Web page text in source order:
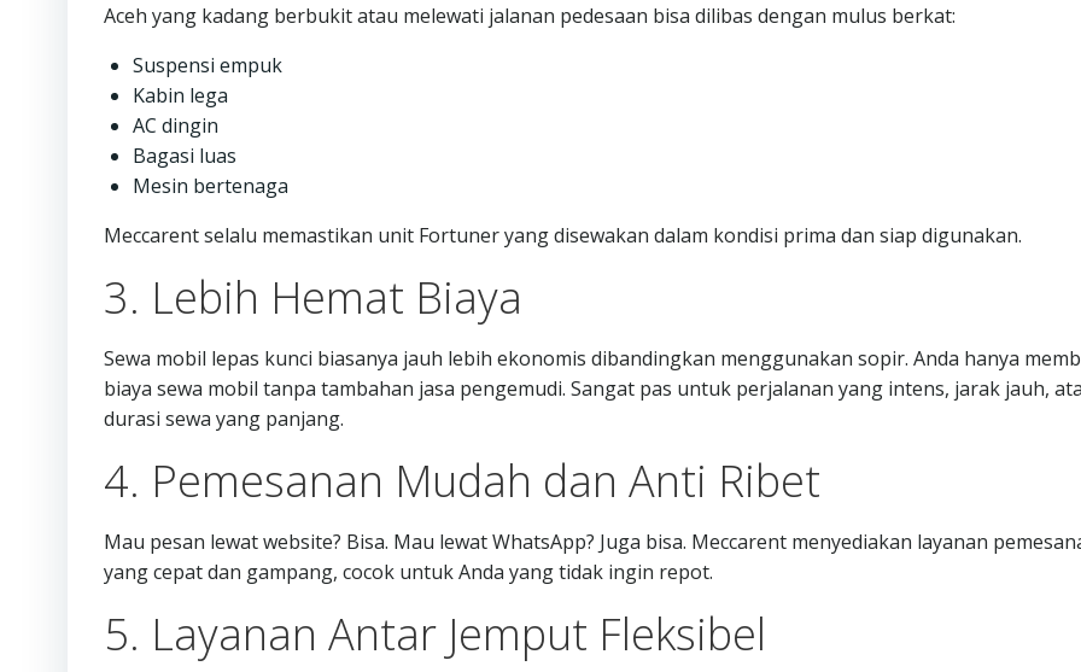
Aceh yang kadang berbukit atau melewati jalanan pedesaan bisa dilibas dengan mulus berkat:
Suspensi empuk
Kabin lega
AC dingin
Bagasi luas
Mesin bertenaga
Meccarent selalu memastikan unit Fortuner yang disewakan dalam kondisi prima dan siap digunakan.
3. Lebih Hemat Biaya
Sewa mobil lepas kunci biasanya jauh lebih ekonomis dibandingkan menggunakan sopir. Anda hanya
biaya sewa mobil tanpa tambahan jasa pengemudi. Sangat pas untuk perjalanan yang intens, jarak jauh,
durasi sewa yang panjang.
4. Pemesanan Mudah dan Anti Ribet
Mau pesan lewat website? Bisa. Mau lewat WhatsApp? Juga bisa. Meccarent menyediakan layanan
yang cepat dan gampang, cocok untuk Anda yang tidak ingin repot.
5. Layanan Antar Jemput Fleksibel